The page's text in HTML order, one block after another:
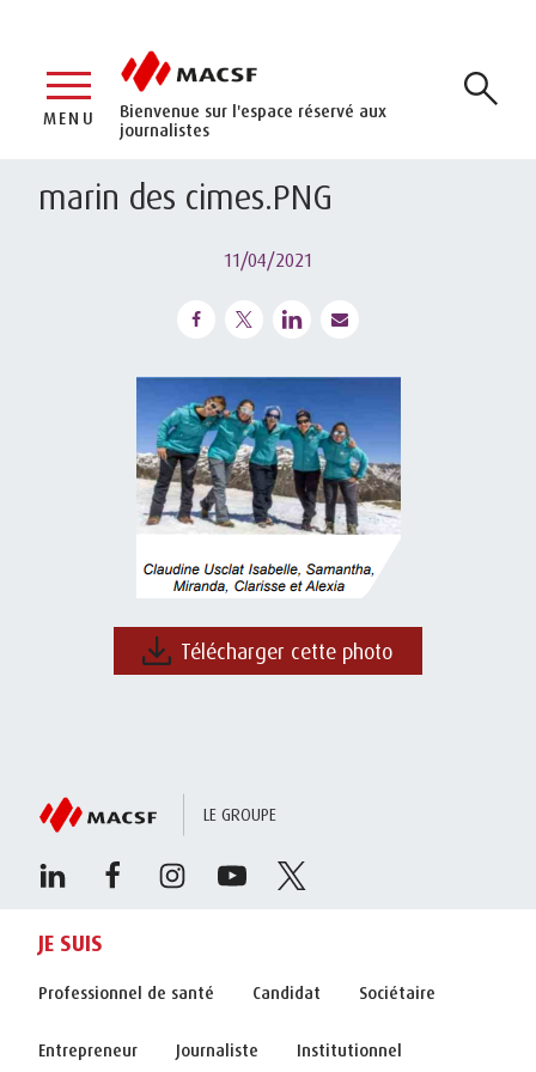
Bienvenue sur l'espace réservé aux
journalistes
MENU
marin des cimes.PNG
11/04/2021
Télécharger cette photo
LE GROUPE
JE SUIS
Professionnel de santé Candidat Sociétaire
Entrepreneur Journaliste Institutionnel